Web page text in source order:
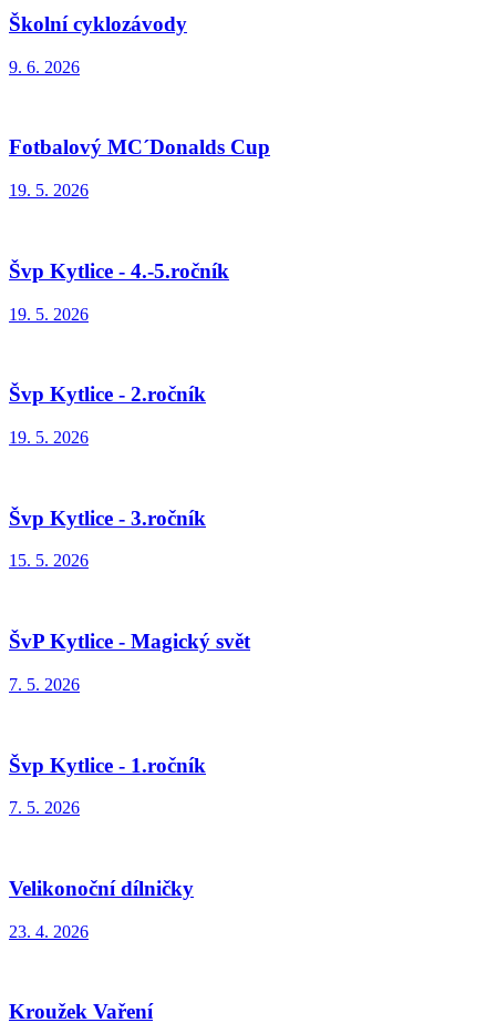
Školní cyklozávody
9. 6. 2026
Fotbalový MC´Donalds Cup
19. 5. 2026
Švp Kytlice - 4.-5.ročník
19. 5. 2026
Švp Kytlice - 2.ročník
19. 5. 2026
Švp Kytlice - 3.ročník
15. 5. 2026
ŠvP Kytlice - Magický svět
7. 5. 2026
Švp Kytlice - 1.ročník
7. 5. 2026
Velikonoční dílničky
23. 4. 2026
Kroužek Vaření